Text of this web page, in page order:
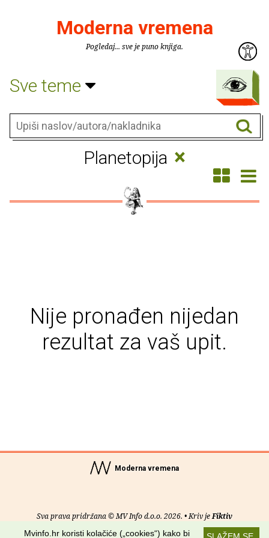
Moderna vremena
Pogledaj... sve je puno knjiga.
Sve teme
Planetopija ×
Nije pronađen nijedan
rezultat za vaš upit.
Moderna vremena
Sva prava pridržana © MV Info d.o.o. 2026. • Kriv jeFiktiv
Mvinfo.hr koristi kolačiće („cookies“) kako bi